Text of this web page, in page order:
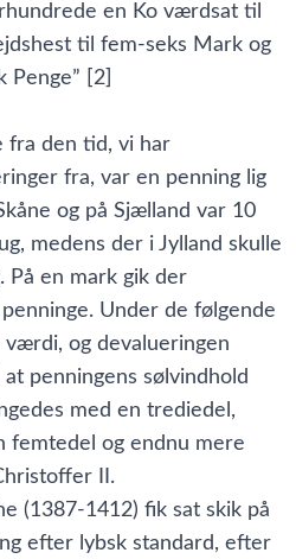
en Ko værdsat til
til fem-seks Mark og
[2]
fra den tid, vi har
fra, var en penning lig
og på Sjælland var 10
medens der i Jylland skulle
På en mark gik der
Under de følgende
værdi, og devalueringen
penningens sølvindhold
med en trediedel,
femtedel og endnu mere
II.
(1387-1412) fik sat skik på
efter lybsk standard, efter